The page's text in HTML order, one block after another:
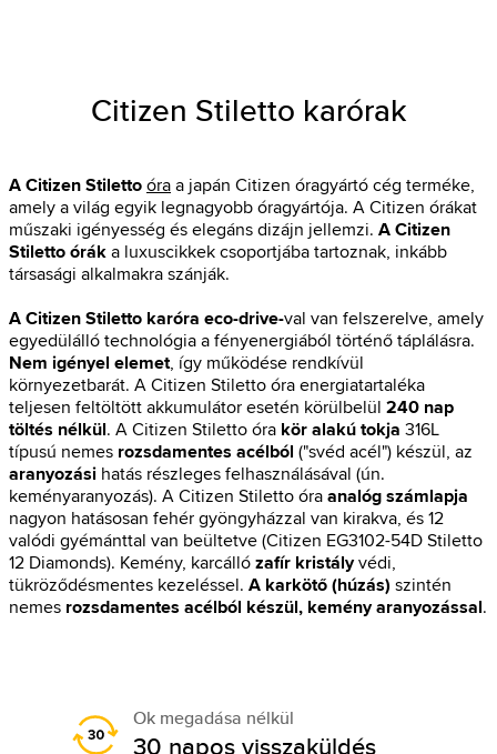
Citizen Stiletto karórak
A Citizen Stilettoóraa japán Citizen óragyártó cég terméke,
amely a világ egyik legnagyobb óragyártója. A Citizen órákat
műszaki igényesség és elegáns dizájn jellemzi. A Citizen
Stiletto óráka luxuscikkek csoportjába tartoznak, inkább
társasági alkalmakra szánják.
A Citizen Stiletto karóra eco-drive-val van felszerelve, amely
egyedülálló technológia a fényenergiából történő táplálásra.
Nem igényel elemet, így működése rendkívül
környezetbarát. A Citizen Stiletto óra energiatartaléka
teljesen feltöltött akkumulátor esetén körülbelül 240 nap
töltés nélkül. A Citizen Stiletto óra kör alakú tokja 316L
típusú nemes rozsdamentes acélból ("svéd acél") készül, az
aranyozási hatás részleges felhasználásával (ún.
keményaranyozás). A Citizen Stiletto óraanalóg számlapja
nagyon hatásosan fehér gyöngyházzal van kirakva, és 12
valódi gyémánttal van beültetve (Citizen EG3102-54D Stiletto
12 Diamonds). Kemény, karcállózafír kristályvédi,
tükröződésmentes kezeléssel. A karkötő (húzás) szintén
nemes rozsdamentes acélból készül, kemény aranyozással.
Ok megadása nélkül
30 napos visszaküldés